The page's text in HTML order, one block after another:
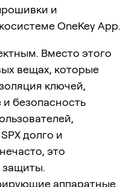
и
OneKey App.
Вместо этого
вещах, которые
ключей,
безопасность
долго и
это
защиты.
аппаратные